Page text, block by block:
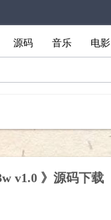
源码 音乐 电影
v1.0 》源码下载